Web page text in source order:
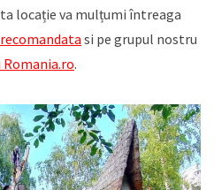
locație va mulțumi întreaga
si pe grupul nostru
.